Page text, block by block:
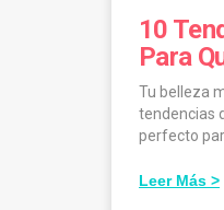
10
Para
Tu belleza
tendencias
perfecto
Leer Más >